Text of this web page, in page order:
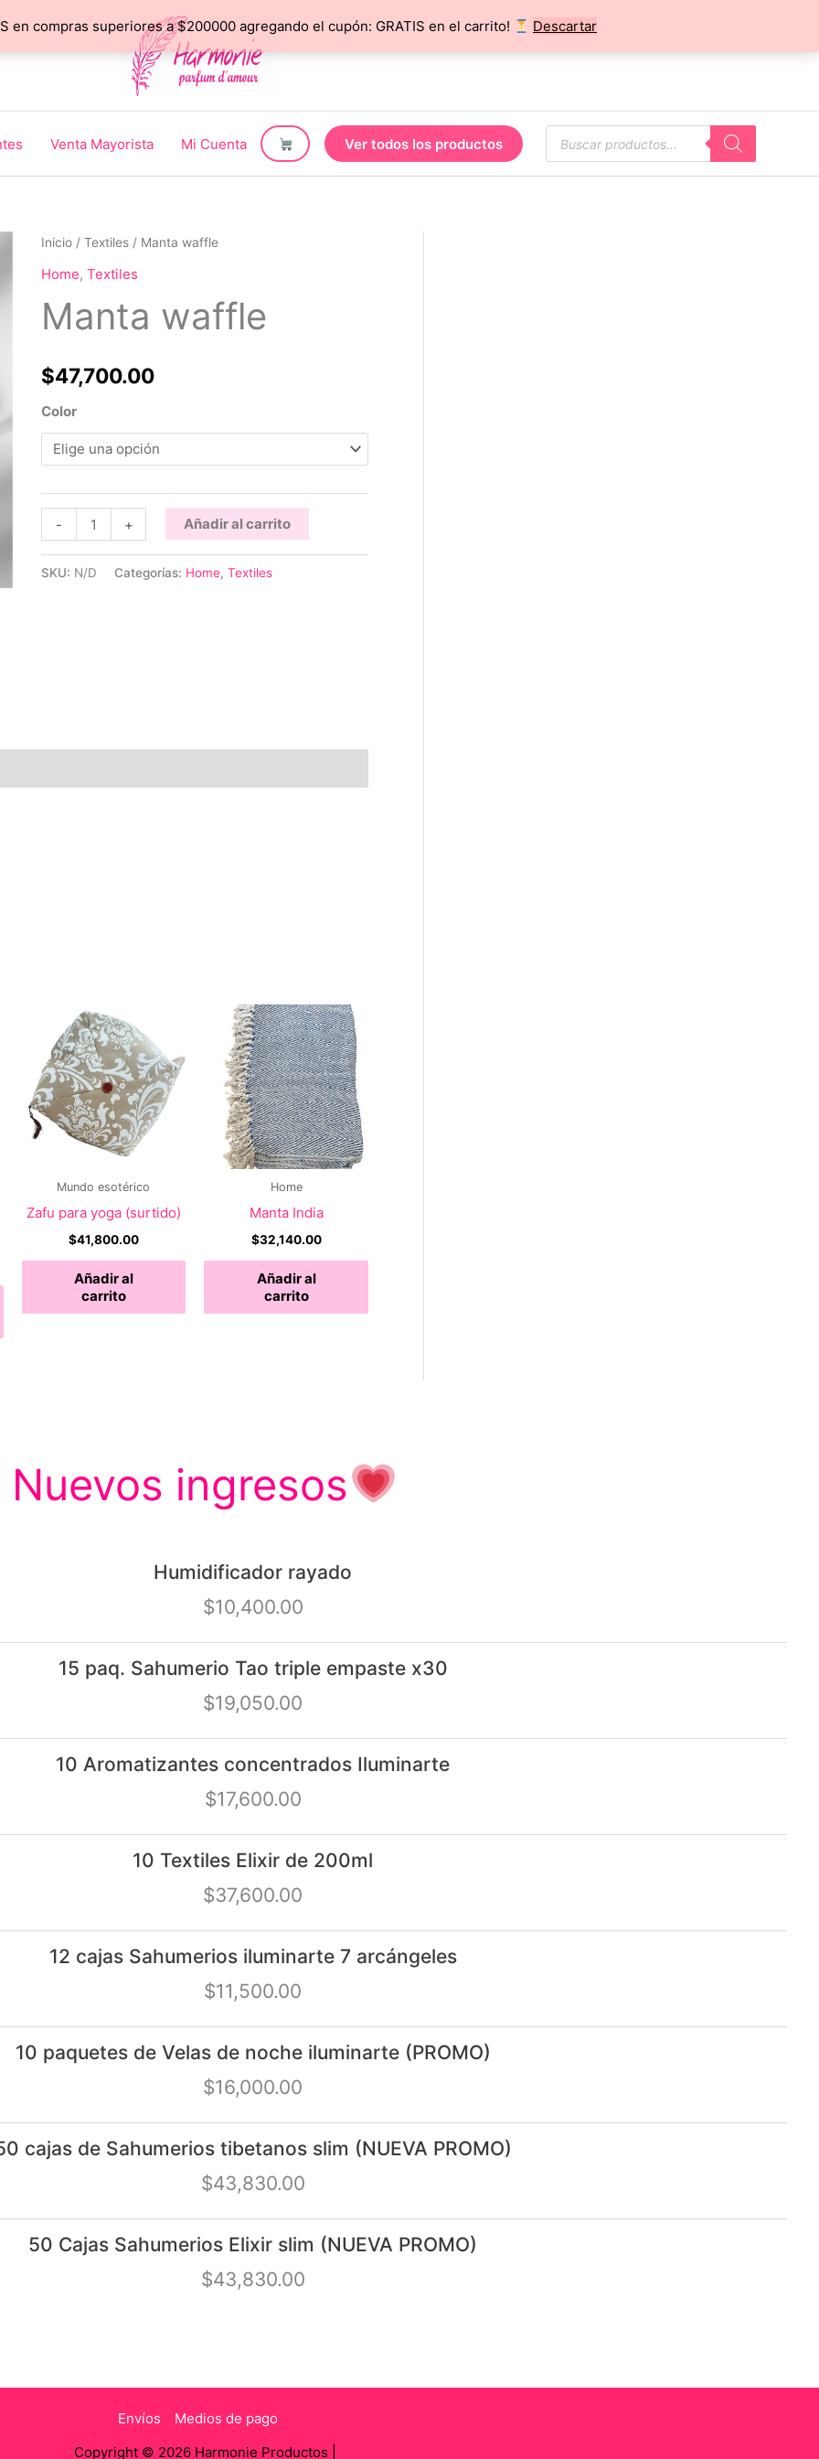
en compras superiores a $200000 agregando el cupón: GRATIS en el carrito! Descartar
Venta Mayorista Mi Cuenta Ver todos los productos
Búsqueda
de
productos
Inicio/ Textiles/ Manta waffle
Home, Textiles
Manta waffle
$47,700.00
Color
-
waffle
cantidad
+ Añadir al carrito
SKU: N/D Categorías: Home, Textiles
Este
producto
tiene
pueden
Mundo esotérico
Zafu para yoga (surtido)
$41,800.00
Añadir al
carrito
Home
Manta India
$32,140.00
Añadir al
carrito
Nuevos ingresos
Humidificador rayado
$10,400.00
15 paq. Sahumerio Tao triple empaste x30
$19,050.00
10 Aromatizantes concentrados Iluminarte
$17,600.00
10 Textiles Elixir de 200ml
$37,600.00
12 cajas Sahumerios iluminarte 7 arcángeles
$11,500.00
10 paquetes de Velas de noche iluminarte (PROMO)
$16,000.00
cajas de Sahumerios tibetanos slim (NUEVA PROMO)
$43,830.00
50 Cajas Sahumerios Elixir slim (NUEVA PROMO)
$43,830.00
Envíos
Medios de pago
Copyright © 2026 Harmonie Productos |